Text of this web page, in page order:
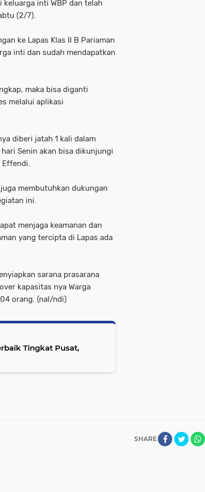
inti WBP dan telah
(2/7).
ke Lapas Klas II B Pariaman
inti dan sudah mendapatkan
maka bisa diganti
melalui aplikasi
diberi jatah 1 kali dalam
Senin akan bisa dikunjungi
Effendi.
membutuhkan dukungan
ini.
menjaga keamanan dan
yang tercipta di Lapas ada
sarana prasarana
kapasitas nya Warga
orang. (nal/ndi)
Tingkat Pusat,
SHARE